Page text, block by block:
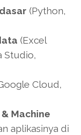
(Python,
(Excel
Studio,
Cloud,
Machine
aplikasinya di